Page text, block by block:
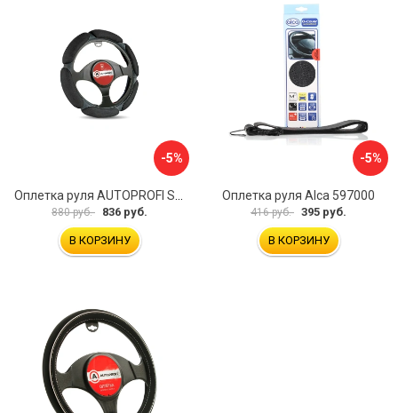
-5%
880 руб. 836 руб.
В КОРЗИНУ
-5%
Оплетка руля Alca 597000
416 руб. 395 руб.
В КОРЗИНУ